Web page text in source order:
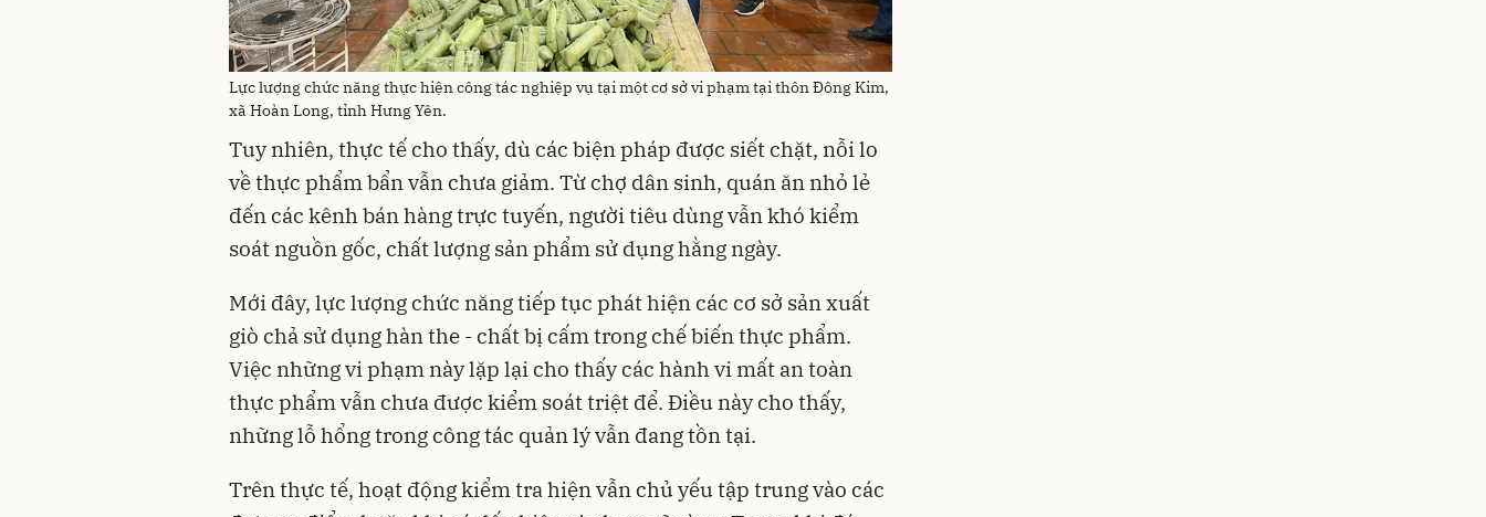
Lực lượng chức năng thực hiện công tác nghiệp vụ tại một cơ sở vi phạm tại thôn Đông Kim,
xã Hoàn Long, tỉnh Hưng Yên.
Tuy nhiên, thực tế cho thấy, dù các biện pháp được siết chặt, nỗi lo
về thực phẩm bẩn vẫn chưa giảm. Từ chợ dân sinh, quán ăn nhỏ lẻ
đến các kênh bán hàng trực tuyến, người tiêu dùng vẫn khó kiểm
soát nguồn gốc, chất lượng sản phẩm sử dụng hằng ngày.
Mới đây, lực lượng chức năng tiếp tục phát hiện các cơ sở sản xuất
giò chả sử dụng hàn the - chất bị cấm trong chế biến thực phẩm.
Việc những vi phạm này lặp lại cho thấy các hành vi mất an toàn
thực phẩm vẫn chưa được kiểm soát triệt để. Điều này cho thấy,
những lỗ hổng trong công tác quản lý vẫn đang tồn tại.
Trên thực tế, hoạt động kiểm tra hiện vẫn chủ yếu tập trung vào các